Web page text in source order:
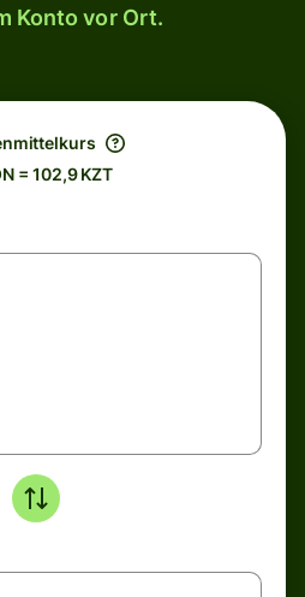
Konto vor Ort.
= 102,9 KZT